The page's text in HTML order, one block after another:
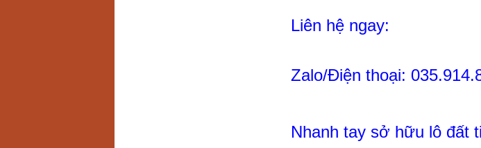
Liên hệ ngay:
Zalo/Điện thoại:
Nhanh tay sở hữu lô đất